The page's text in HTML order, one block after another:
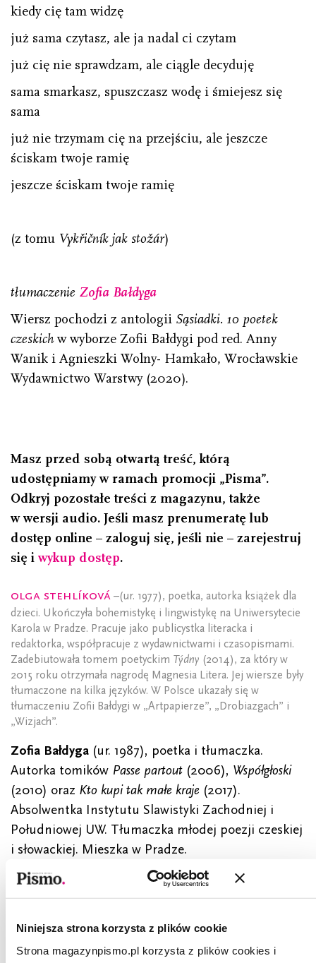
Niniejsza strona korzysta z plików cookie
Strona magazynpismo.pl korzysta z plików cookies i
kiedy cię tam widzę
już sama czytasz, ale ja nadal ci czytam
już cię nie sprawdzam, ale ciągle decyduję
sama smarkasz, spuszczasz wodę i śmiejesz się
sama
już nie trzymam cię na przejściu, ale jeszcze
ściskam twoje ramię
jeszcze ściskam twoje ramię
(z tomu Vykřičník jak stožár)
tłumaczenie Zofia Bałdyga
Wiersz pochodzi z antologii Sąsiadki. 10 poetek
czeskichw wyborze Zofii Bałdygi pod red. Anny
Wanik i Agnieszki Wolny- Hamkało, Wrocławskie
Wydawnictwo Warstwy (2020).
Masz przed sobą otwartą treść, którą
udostępniamy w ramach promocji „Pisma”.
Odkryj pozostałe treści z magazynu, także
w wersji audio. Jeśli masz prenumeratę lub
dostęp online – zaloguj się, jeśli nie – zarejestruj
się i wykup dostęp.
Olga Stehlíková –(ur. 1977), poetka, autorka książek dla
dzieci. Ukończyła bohemistykę i lingwistykę na Uniwersytecie
Karola w Pradze. Pracuje jako publicystka literacka i
redaktorka, współpracuje z wydawnictwami i czasopismami.
Zadebiutowała tomem poetyckim Týdny (2014), za który w
2015 roku otrzymała nagrodę Magnesia Litera. Jej wiersze były
tłumaczone na kilka języków. W Polsce ukazały się w
tłumaczeniu Zofii Bałdygi w „Artpapierze”, „Drobiazgach” i
„Wizjach”.
Zofia Bałdyga (ur. 1987), poetka i tłumaczka.
Autorka tomików Passe partout (2006), Współgłoski
(2010) oraz Kto kupi tak małe kraje (2017).
Absolwentka Instytutu Slawistyki Zachodniej i
Południowej UW. Tłumaczka młodej poezji czeskiej
i słowackiej. Mieszka w Pradze.
CZYTAJ TAKŻE